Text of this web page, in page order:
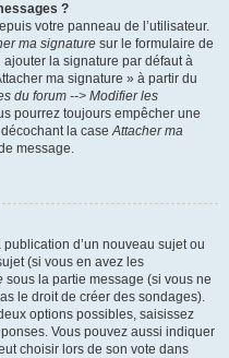
?
votre panneau de l’utilisateur.
ma signature sur le formulaire de
la signature par défaut à
ma signature » à partir du
du forum --> Modifier les
pourrez toujours empêcher une
décochant la caseAttacher ma
message.
d’un nouveau sujet ou
(si vous en avez les
sous la partie message (si vous ne
le droit de créer des sondages).
options possibles, saisissez
Vous pouvez aussi indiquer
choisir lors de son vote dans